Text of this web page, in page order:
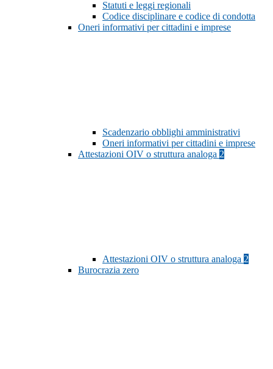
Statuti e leggi regionali
Codice disciplinare e codice di condotta
Oneri informativi per cittadini e imprese
Scadenzario obblighi amministrativi
Oneri informativi per cittadini e imprese
Attestazioni OIV o struttura analoga 2
Attestazioni OIV o struttura analoga 2
Burocrazia zero